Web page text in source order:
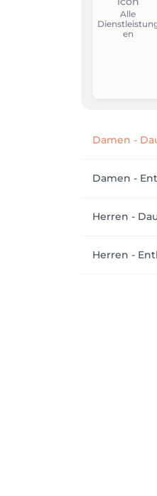
Ich freue
Ihre Betül
Alle
en
Damen -
Damen -
Herren -
Herren -